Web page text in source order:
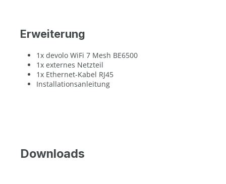
Erweiterung
1x devolo WiFi 7 Mesh BE6500
1x externes Netzteil
1x Ethernet-Kabel RJ45
Installationsanleitung
Downloads